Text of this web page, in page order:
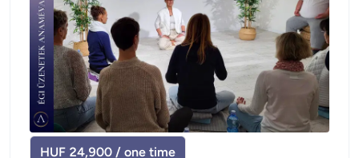
HUF 24,900 / one time